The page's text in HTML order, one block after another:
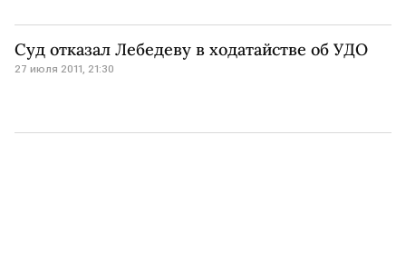
Суд отказал Лебедеву в ходатайстве об УДО
27 июля 2011, 21:30